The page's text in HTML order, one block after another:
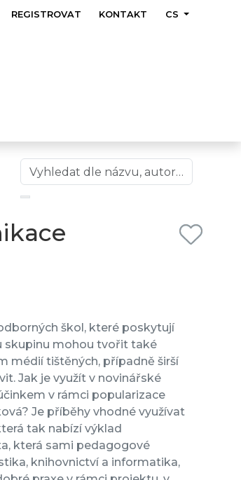
REGISTROVAT KONTAKT CS
škol, které poskytují
skupinu mohou tvořit také
médií tištěných, případně širší
Jak je využít v novinářské
v rámci popularizace
Je příběhy vhodné využívat
tak nabízí výklad
která sami pedagogové
knihovnictví a informatika,